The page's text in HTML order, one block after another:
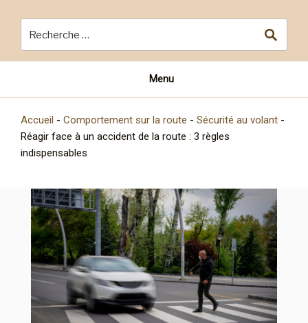
Menu
Accueil - Comportement sur la route - Sécurité au volant -
Réagir face à un accident de la route : 3 règles
indispensables